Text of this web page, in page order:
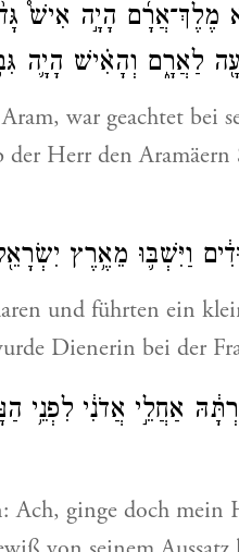
מֶלֶךְ־אֲרָ֜ם הָיָ֣ה אִישׁ֩
לַאֲרָ֑ם וְהָאִ֗ישׁ הָיָ֛ה
war geachtet bei
der Herr den Aramäern
וַיִּשְׁבּ֛וּ מֵאֶ֥רֶץ
und führten ein
Dienerin bei der
אַחֲלֵ֣י אֲדֹנִ֔י לִפְנֵ֥י
Ach, ginge doch mein